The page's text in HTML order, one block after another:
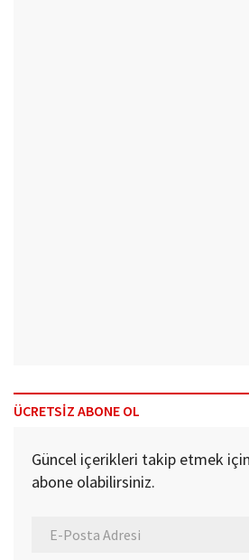
ÜCRETSİZ ABONE OL
Güncel içerikleri takip etmek
abone olabilirsiniz.